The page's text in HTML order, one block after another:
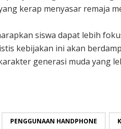
kerap menyasar remaja
siswa dapat lebih
kebijakan ini akan
generasi muda yang
PENGGUNAAN HANDPHONE